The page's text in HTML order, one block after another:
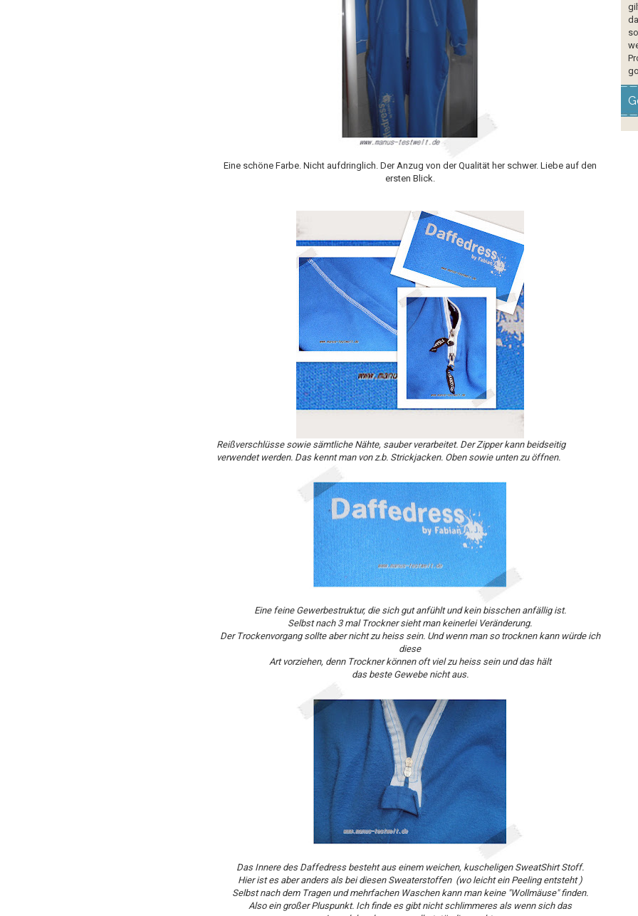
Eine schöne Farbe. Nicht aufdringlich. Der Anzug von der Qualität her schwer. Liebe auf den
ersten Blick.
Reißverschlüsse sowie sämtliche Nähte, sauber verarbeitet. Der Zipper kann beidseitig
verwendet werden. Das kennt man von z.b. Strickjacken. Oben sowie unten zu öffnen.
Eine feine Gewerbestruktur, die sich gut anfühlt und kein bisschen anfällig ist.
Selbst nach 3 mal Trockner sieht man keinerlei Veränderung.
Der Trockenvorgang sollte aber nicht zu heiss sein. Und wenn man so trocknen kann würde ich
diese
Art vorziehen, denn Trockner können oft viel zu heiss sein und das hält
das beste Gewebe nicht aus.
Das Innere des Daffedress besteht aus einem weichen, kuscheligen SweatShirt Stoff.
Hier ist es aber anders als bei diesen Sweaterstoffen (wo leicht ein Peeling entsteht )
Selbst nach dem Tragen und mehrfachen Waschen kann man keine "Wollmäuse" finden.
Also ein großer Pluspunkt. Ich finde es gibt nicht schlimmeres als wenn sich das